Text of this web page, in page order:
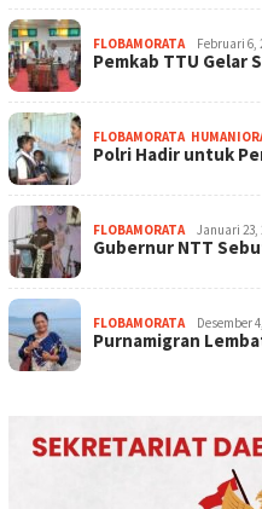
FLOBAMORATA Februari 6,
Pemkab TTU Gelar
FLOBAMORATA,
Polri Hadir untuk
FLOBAMORATA Januari 23,
Gubernur NTT
FLOBAMORATA Desember
Purnamigran